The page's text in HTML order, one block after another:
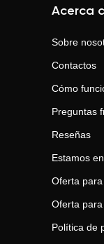
Acerca
Sobre
Contactos
Cómo
Preguntas
Reseñas
Estamos
Oferta
Oferta
Política de